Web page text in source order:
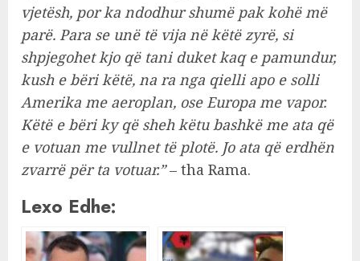
vjetësh, por ka ndodhur shumë pak kohë më
parë. Para se unë të vija në këtë zyrë, si
shpjegohet kjo që tani duket kaq e pamundur,
kush e bëri këtë, na ra nga qielli apo e solli
Amerika me aeroplan, ose Europa me vapor.
Këtë e bëri ky që sheh këtu bashkë me ata që
e votuan me vullnet të plotë. Jo ata që erdhën
zvarrë për ta votuar.”– tha Rama.
Lexo Edhe: